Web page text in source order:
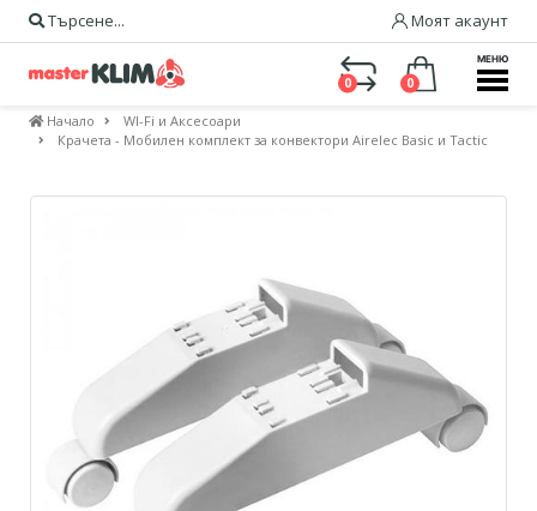
Търсене... Моят акаунт
0 0
МЕНЮ
Начало
WI-Fi и Аксесоари
Крачета - Мобилен комплект за конвектори Airelec Basic и Tactic